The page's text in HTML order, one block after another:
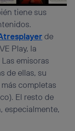
tiene sus
de
Play, la
emisoras
de ellas, su
completas
El resto de
especialmente,